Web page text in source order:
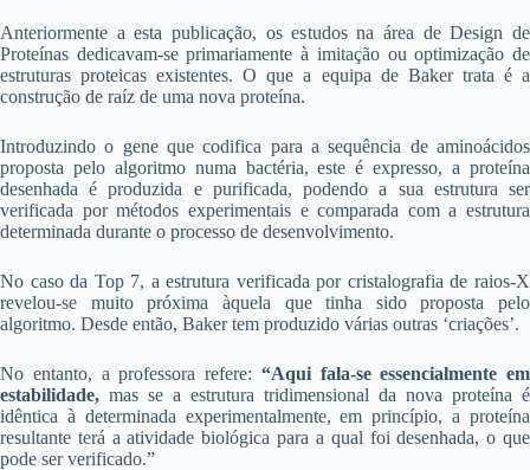
Anteriormente a esta publicação, os estudos na área de Design de
Proteínas dedicavam-se primariamente à imitação ou optimização de
estruturas proteicas existentes. O que a equipa de Baker trata é a
construção de raíz de uma nova proteína.
Introduzindo o gene que codifica para a sequência de aminoácidos
proposta pelo algoritmo numa bactéria, este é expresso, a proteína
desenhada é produzida e purificada, podendo a sua estrutura ser
verificada por métodos experimentais e comparada com a estrutura
determinada durante o processo de desenvolvimento.
No caso da Top 7, a estrutura verificada por cristalografia de raios-X
revelou-se muito próxima àquela que tinha sido proposta pelo
algoritmo. Desde então, Baker tem produzido várias outras ‘criações’.
No entanto, a professora refere: “Aqui fala-se essencialmente em
estabilidade, mas se a estrutura tridimensional da nova proteína é
idêntica à determinada experimentalmente, em princípio, a proteína
resultante terá a atividade biológica para a qual foi desenhada, o que
pode ser verificado.”